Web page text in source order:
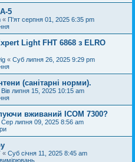
5
« П'ят серпня 01, 2025 6:35 pm
Light FHT 6868 з ELRO
« Суб липня 26, 2025 9:29 pm
(санітарні норми).
Вів липня 15, 2025 10:15 am
вживаний ICOM 7300?
Сер липня 09, 2025 8:56 am
« Суб січня 11, 2025 8:45 am